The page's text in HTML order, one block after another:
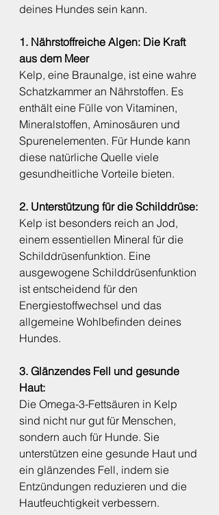
deines Hundes sein kann.
1. Nährstoffreiche Algen: Die Kraft
aus dem Meer
Kelp, eine Braunalge, ist eine wahre
Schatzkammer an Nährstoffen. Es
enthält eine Fülle von Vitaminen,
Mineralstoffen, Aminosäuren und
Spurenelementen. Für Hunde kann
diese natürliche Quelle viele
gesundheitliche Vorteile bieten.
2. Unterstützung für die Schilddrüse:
Kelp ist besonders reich an Jod,
einem essentiellen Mineral für die
Schilddrüsenfunktion. Eine
ausgewogene Schilddrüsenfunktion
ist entscheidend für den
Energiestoffwechsel und das
allgemeine Wohlbefinden deines
Hundes.
3. Glänzendes Fell und gesunde
Haut:
Die Omega-3-Fettsäuren in Kelp
sind nicht nur gut für Menschen,
sondern auch für Hunde. Sie
unterstützen eine gesunde Haut und
ein glänzendes Fell, indem sie
Entzündungen reduzieren und die
Hautfeuchtigkeit verbessern.